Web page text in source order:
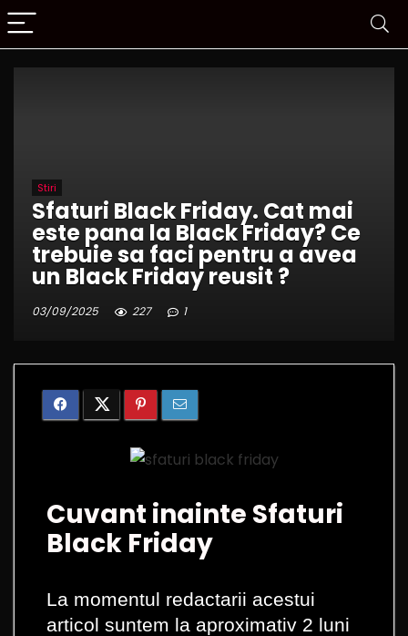
Stiri
Sfaturi Black Friday. Cat mai
este pana la Black Friday? Ce
trebuie sa faci pentru a avea
un Black Friday reusit ?
03/09/2025 227 1
Cuvant inainte Sfaturi
Black Friday
La momentul redactarii acestui
articol suntem la aproximativ 2 luni